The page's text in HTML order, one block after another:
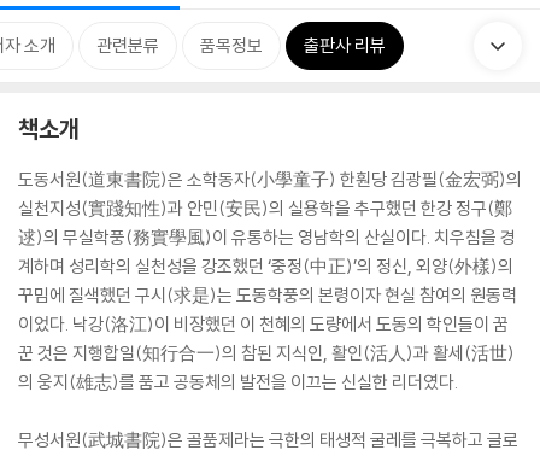
자 소개 관련분류 품목정보 출판사 리뷰
책소개
도동서원(道東書院)은 소학동자(小學童子) 한훤당 김광필(金宏弼)의
실천지성(實踐知性)과 안민(安民)의 실용학을 추구했던 한강 정구(鄭
逑)의 무실학풍(務實學風)이 유통하는 영남학의 산실이다. 치우침을 경
계하며 성리학의 실천성을 강조했던 ‘중정(中正)’의 정신, 외양(外樣)의
꾸밈에 질색했던 구시(求是)는 도동학풍의 본령이자 현실 참여의 원동력
이었다. 낙강(洛江)이 비장했던 이 천혜의 도량에서 도동의 학인들이 꿈
꾼 것은 지행합일(知行合一)의 참된 지식인, 활인(活人)과 활세(活世)
의 웅지(雄志)를 품고 공동체의 발전을 이끄는 신실한 리더였다.
무성서원(武城書院)은 골품제라는 극한의 태생적 굴레를 극복하고 글로